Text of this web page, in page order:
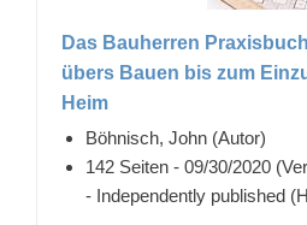
Das Bauherren
übers Bauen bis zum
Heim
Böhnisch, John (Autor)
142 Seiten - 09/30/2020
- Independently published